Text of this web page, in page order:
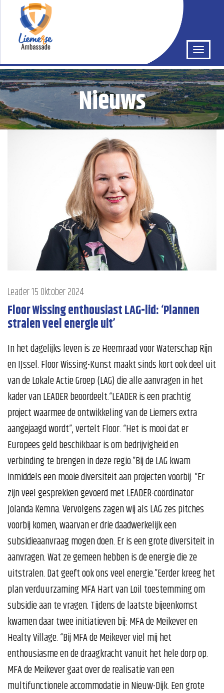
Nieuws
Leader15 Oktober 2024
Floor Wissing enthousiast LAG-lid: ‘Plannen
stralen veel energie uit’
In het dagelijks leven is ze Heemraad voor Waterschap Rijn
en IJssel. Floor Wissing-Kunst maakt sinds kort ook deel uit
van de Lokale Actie Groep (LAG) die alle aanvragen in het
kader van LEADER beoordeelt.“LEADER is een prachtig
project waarmee de ontwikkeling van de Liemers extra
aangejaagd wordt”, vertelt Floor. “Het is mooi dat er
Europees geld beschikbaar is om bedrijvigheid en
verbinding te brengen in deze regio.”Bij de LAG kwam
inmiddels een mooie diversiteit aan projecten voorbij. “Er
zijn veel gesprekken gevoerd met LEADER-coördinator
Jolanda Kemna. Vervolgens zagen wij als LAG zes pitches
voorbij komen, waarvan er drie daadwerkelijk een
subsidieaanvraag mogen doen. Er is een grote diversiteit in
aanvragen. Wat ze gemeen hebben is de energie die ze
uitstralen. Dat geeft ook ons veel energie.”Eerder kreeg het
plan verduurzaming MFA Hart van Loil toestemming om
subsidie aan te vragen. Tijdens de laatste bijeenkomst
kwamen daar twee initiatieven bij: MFA de Meikever en
Healty Village. “Bij MFA de Meikever viel mij het
enthousiasme en de draagkracht vanuit het hele dorp op.
MFA de Meikever gaat over de realisatie van een
multifunctionele accommodatie in Nieuw-Dijk. Een grote